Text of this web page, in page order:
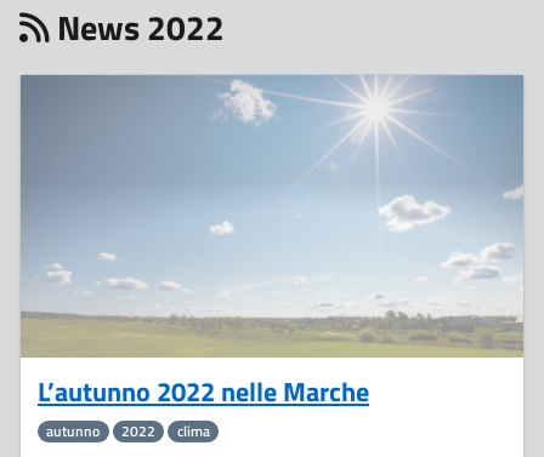
News 2022
L’autunno 2022 nelle Marche
autunno 2022 clima